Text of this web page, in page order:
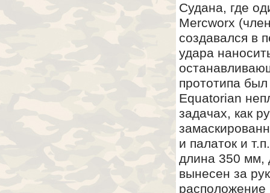
Судана, где
Mercworx
создавался в
удара
прототипа был
Equatorian
задачах, как
и палаток и
длина 350 мм,
вынесен за
расположение